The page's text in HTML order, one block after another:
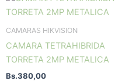
CAMARAS HIKVISION
CAMARA TETRAHIBRIDA
TORRETA 2MP METALICA
Bs.380,00